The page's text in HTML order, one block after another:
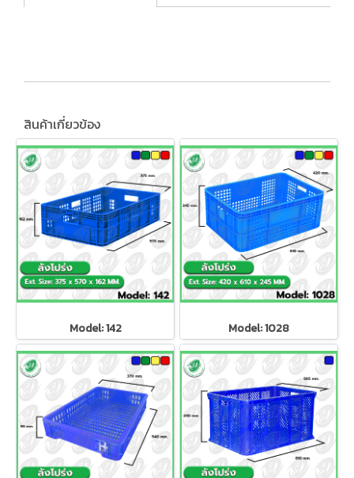
สินค้าเกี่ยวข้อง
Model: 142 Model: 1028